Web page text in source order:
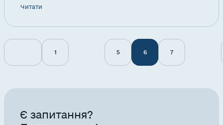
Читати
1 5 6 7
Є запитання?